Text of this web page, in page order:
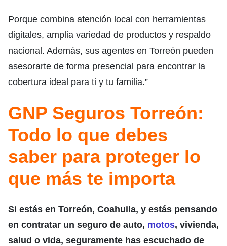
Porque combina atención local con herramientas
digitales, amplia variedad de productos y respaldo
nacional. Además, sus agentes en Torreón pueden
asesorarte de forma presencial para encontrar la
cobertura ideal para ti y tu familia.”
GNP Seguros Torreón:
Todo lo que debes
saber para proteger lo
que más te importa
Si estás en Torreón, Coahuila, y estás pensando
en contratar un seguro de auto, motos, vivienda,
salud o vida, seguramente has escuchado de